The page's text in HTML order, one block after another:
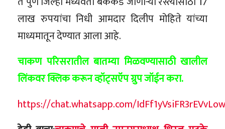
लाख रुपयांचा निधी आमदार दिलीप मोहिते यांच्या
माध्यमातून देण्यात आला आहे.
चाकण परिसरातील बातम्या मिळवण्यासाठी खालील
लिंकवर क्लिक करून व्हॉट्सऍप ग्रुप जॉईन करा.
https://chat.whatsapp.com/